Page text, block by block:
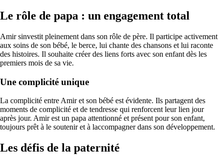
Le rôle de papa : un engagement total
Amir sinvestit pleinement dans son rôle de père. Il participe activement
aux soins de son bébé, le berce, lui chante des chansons et lui raconte
des histoires. Il souhaite créer des liens forts avec son enfant dès les
premiers mois de sa vie.
Une complicité unique
La complicité entre Amir et son bébé est évidente. Ils partagent des
moments de complicité et de tendresse qui renforcent leur lien jour
après jour. Amir est un papa attentionné et présent pour son enfant,
toujours prêt à le soutenir et à laccompagner dans son développement.
Les défis de la paternité